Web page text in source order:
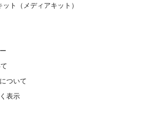
ト（メディアキット）
ついて
表示